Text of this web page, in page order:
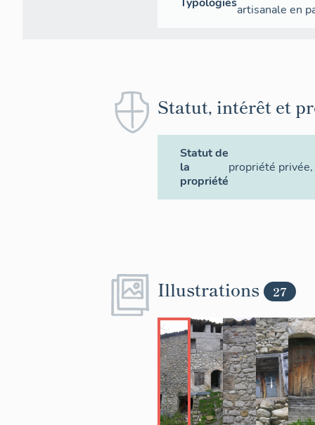
artisanale en
Statut, intérêt et
Statut de
la
propriété
propriété privée
Illustrations 27